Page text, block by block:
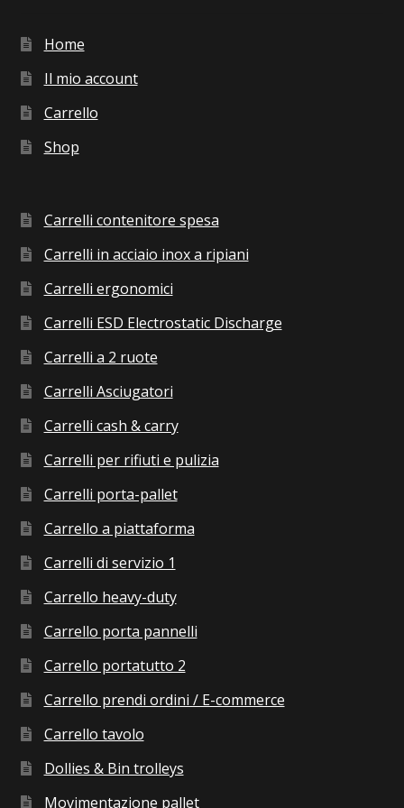
Home
Il mio account
Carrello
Shop
Carrelli contenitore spesa
Carrelli in acciaio inox a ripiani
Carrelli ergonomici
Carrelli ESD Electrostatic Discharge
Carrelli a 2 ruote
Carrelli Asciugatori
Carrelli cash & carry
Carrelli per rifiuti e pulizia
Carrelli porta-pallet
Carrello a piattaforma
Carrelli di servizio 1
Carrello heavy-duty
Carrello porta pannelli
Carrello portatutto 2
Carrello prendi ordini / E-commerce
Carrello tavolo
Dollies & Bin trolleys
Movimentazione pallet